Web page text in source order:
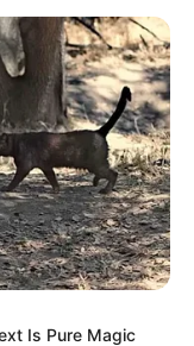
paylaşın
Is Pure Magic